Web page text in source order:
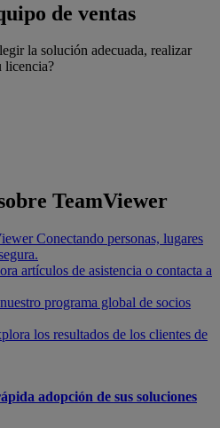
de ventas
la solución adecuada, realizar
licencia?
TeamViewer
Conectando personas, lugares
artículos de asistencia o contacta a
programa global de socios
los resultados de los clientes de
adopción de sus soluciones